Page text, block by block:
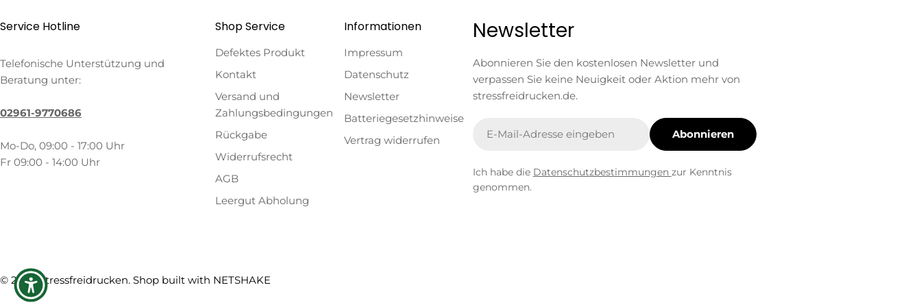
Service Hotline
Telefonische Unterstützung und
Beratung unter:
02961-9770686
Mo-Do, 09:00 - 17:00 Uhr
Fr 09:00 - 14:00 Uhr
Shop Service
Defektes Produkt
Kontakt
Versand und
Zahlungsbedingungen
Rückgabe
Widerrufsrecht
AGB
Leergut Abholung
Informationen
Impressum
Datenschutz
Newsletter
Batteriegesetzhinweise
Vertrag widerrufen
Newsletter
Abonnieren Sie den kostenlosen Newsletter und
verpassen Sie keine Neuigkeit oder Aktion mehr von
stressfreidrucken.de.
Mail
Abonnieren
Ich habe die Datenschutzbestimmungen zur Kenntnis
genommen.
© 2026Stressfreidrucken. Shop built with NETSHAKE